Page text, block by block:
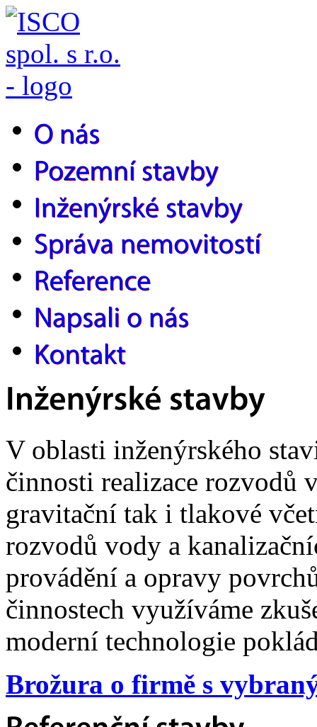
V oblasti inženýrského
činnosti realizace rozvodů
gravitační tak i tlakové
rozvodů vody a
provádění a opravy
činnostech využíváme
moderní technologie
Brožura o firmě s